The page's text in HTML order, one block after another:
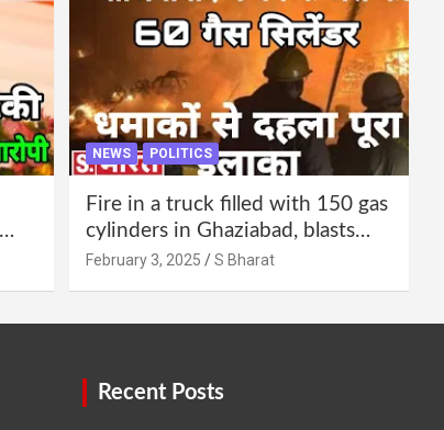
NEWS POLITICS
Fire in a truck filled with 150 gas
cylinders in Ghaziabad, blasts
continued for 30 minutes,
February 3, 2025 S Bharat
Recent Posts